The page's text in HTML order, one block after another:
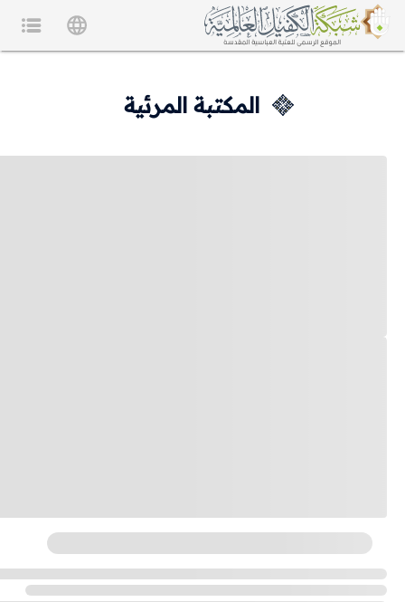
المكتبة المرئية